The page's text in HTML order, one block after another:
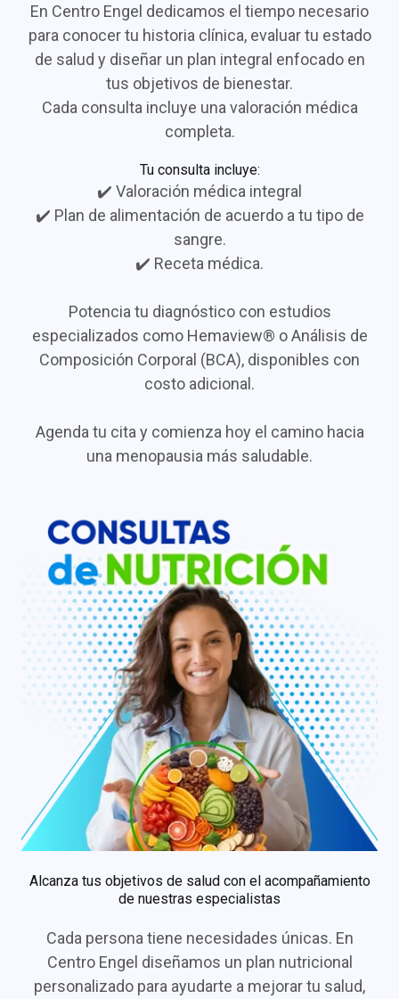
En Centro Engel dedicamos el tiempo necesario
para conocer tu historia clínica, evaluar tu estado
de salud y diseñar un plan integral enfocado en
tus objetivos de bienestar.
Cada consulta incluye una valoración médica
completa.
Tu consulta incluye:
✔️ Valoración médica integral
✔️ Plan de alimentación de acuerdo a tu tipo de
sangre.
✔️ Receta médica.
Potencia tu diagnóstico con estudios
especializados como Hemaview® o Análisis de
Composición Corporal (BCA), disponibles con
costo adicional.
Agenda tu cita y comienza hoy el camino hacia
una menopausia más saludable.
Alcanza tus objetivos de salud con el acompañamiento
de nuestras especialistas
Cada persona tiene necesidades únicas. En
Centro Engel diseñamos un plan nutricional
personalizado para ayudarte a mejorar tu salud,